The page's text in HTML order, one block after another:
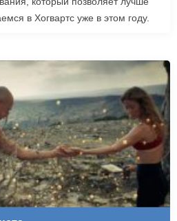
в Хогвартс уже в этом году.